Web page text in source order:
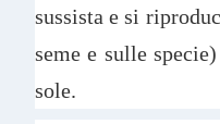
sussista e si
seme e sulle
sole.